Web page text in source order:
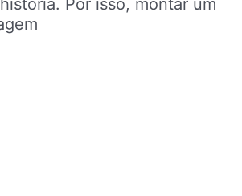
Por isso, montar um